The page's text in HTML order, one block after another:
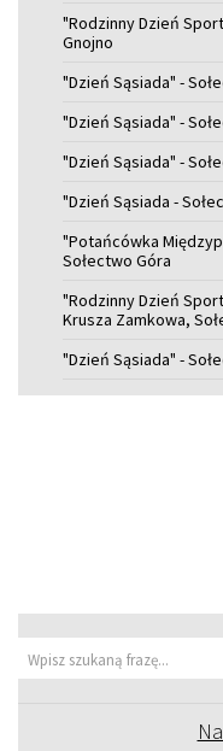
"Rodzinny Dzień
Gnojno
"Dzień Sąsiada" -
"Dzień Sąsiada" -
"Dzień Sąsiada" -
"Dzień Sąsiada -
"Potańcówka
Sołectwo Góra
"Rodzinny Dzień
Krusza Zamkowa,
"Dzień Sąsiada" -